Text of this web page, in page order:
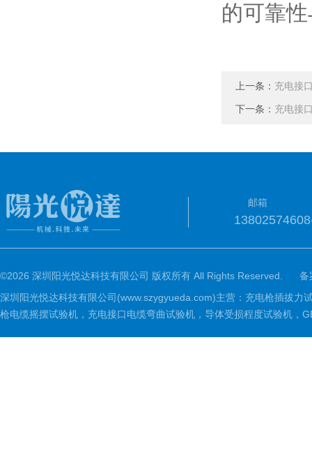
的可靠
上一条： 充电接
下一条： 充电接
邮箱
©2026 深圳阳光悦达科技有限公司 版权所有 All Rights Reserved.
备
深圳阳光悦达科技有限公司(www.szygyueda.com)主营：充电枪插拔
枪电缆摇摆试验机，充电接口电缆弯曲试验机，导体受损程度试验机，